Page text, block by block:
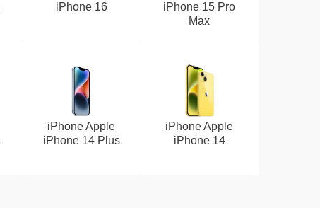
iPhone 16
iPhone 15 Pro
Max
iPhone Apple
iPhone 14 Plus
iPhone Apple
iPhone 14